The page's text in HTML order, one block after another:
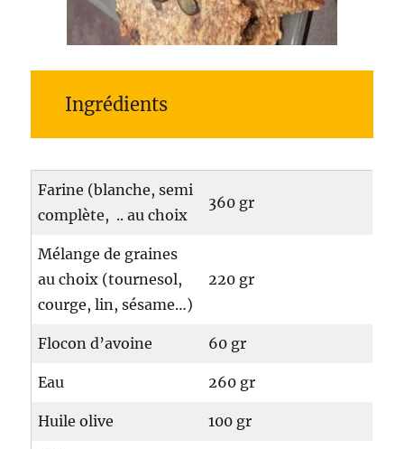
Ingrédients
Farine (blanche, semi
complète, .. au choix
360 gr
Mélange de graines
au choix (tournesol,
courge, lin, sésame…)
220 gr
Flocon d’avoine 60 gr
Eau 260 gr
Huile olive 100 gr